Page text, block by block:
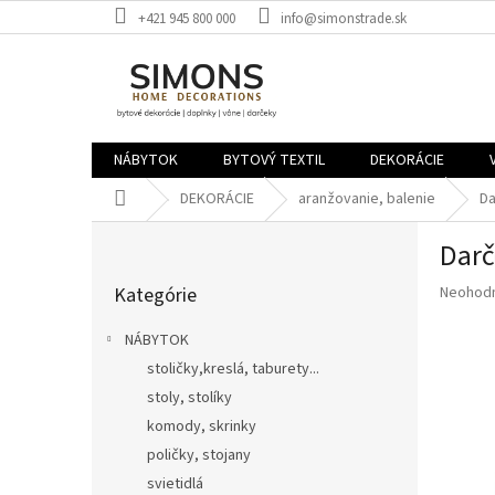
na
+421 945 800 000 info@simonstrade.sk
NÁBYTOK BYTOVÝ TEXTIL DEKORÁCIE
DomovDEKORÁCIE aranžovanie, balenie
kategórie
Kategórie
NÁBYTOK
stoličky,kreslá, taburety...
stoly, stolíky
komody, skrinky
poličky, stojany
svietidlá